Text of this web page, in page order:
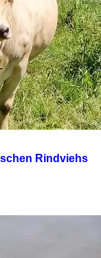
Rindviehs